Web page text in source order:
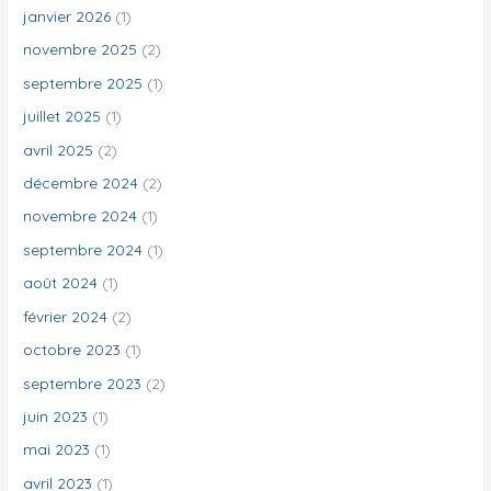
h
:
janvier 2026 (1)
novembre 2025 (2)
septembre 2025 (1)
juillet 2025 (1)
avril 2025 (2)
décembre 2024 (2)
novembre 2024 (1)
septembre 2024 (1)
août 2024 (1)
février 2024 (2)
octobre 2023 (1)
septembre 2023 (2)
juin 2023 (1)
mai 2023 (1)
avril 2023 (1)